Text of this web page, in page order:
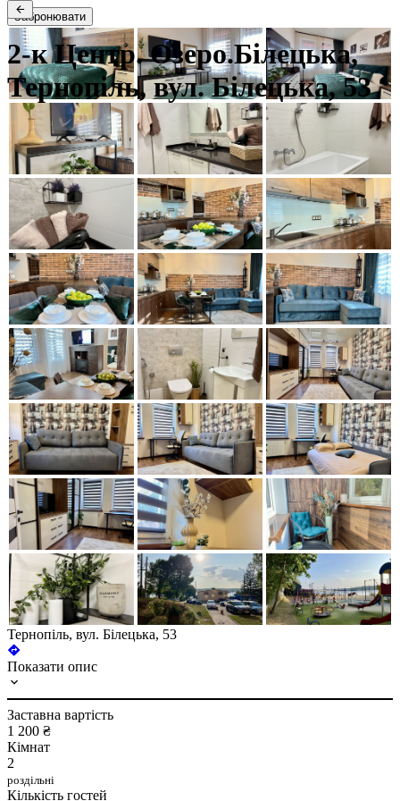
2-к Центр. Озеро.Білецька,
Тернопіль, вул. Білецька, 53
Забронювати
Тернопіль, вул. Білецька, 53
Показати опис
Заставна вартість
1 200 ₴
Кімнат
2
роздільні
Кількість гостей